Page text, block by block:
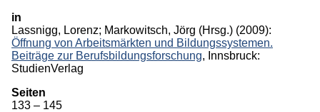
in
Lassnigg, Lorenz; Markowitsch, Jörg (Hrsg.) (2009):
Öffnung von Arbeitsmärkten und Bildungssystemen.
Beiträge zur Berufsbildungsforschung, Innsbruck:
StudienVerlag
Seiten
133 – 145